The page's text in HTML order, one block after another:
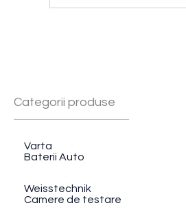
Categorii produse
Varta
Baterii Auto
Weisstechnik
Camere de testare